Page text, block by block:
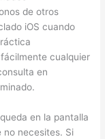
de otros
iOS cuando
cualquier
en
en la pantalla
no necesites. Si